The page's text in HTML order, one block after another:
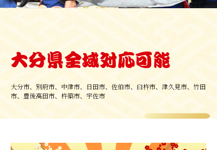
大分県全域対応可能
大分市、別府市、中津市、日田市、佐伯市、臼杵市、津久見市、竹田
市、豊後高田市、杵築市、宇佐市